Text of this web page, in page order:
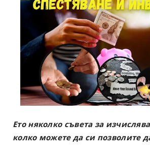
Ето няколко съвета за
колко можете да си позволите